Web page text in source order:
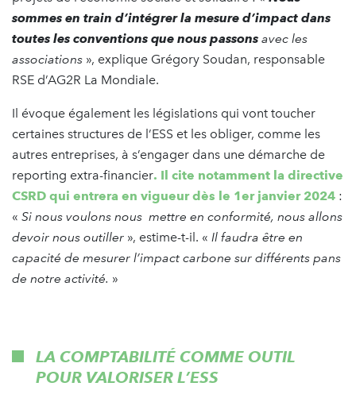
sommes en train d’intégrer la mesure d’impact dans
toutes les conventions que nous passons avec les
associations », explique Grégory Soudan, responsable
RSE d’AG2R La Mondiale.
Il évoque également les législations qui vont toucher
certaines structures de l’ESS et les obliger, comme les
autres entreprises, à s’engager dans une démarche de
reporting extra-financier. Il cite notamment la directive
CSRD qui entrera en vigueur dès le 1er janvier 2024 :
« Si nous voulons nous mettre en conformité, nous allons
devoir nous outiller », estime-t-il. « Il faudra être en
capacité de mesurer l’impact carbone sur différents pans
de notre activité. »
LA COMPTABILITÉ COMME OUTIL
POUR VALORISER L’ESS